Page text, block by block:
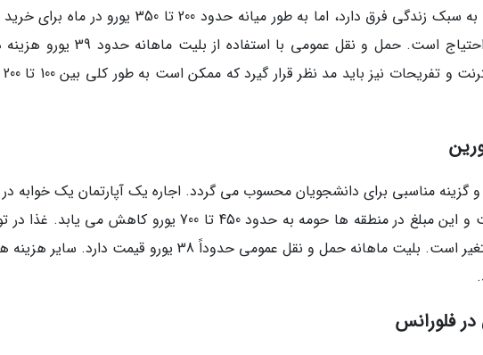
هزینه های خورد و خوراک نیز بسته به سبک زندگی فرق دارد، اما به طور میانه حدود 200 تا 350 یورو
غذایی و صرف غذا در رستوران ها احتیاج است. حمل و نقل عمومی با استفاده از بلیت
گزینه مناسبی برای دانشجویان محسوب می گردد. اجاره یک آپارتمان یک خوابه در
شهر معمولاً بین 600 تا 900 یورو است و این مبلغ در منطقه ها حومه به حدود 450 تا 700 یورو کاهش می
معمولاً بین 150 تا 250 یورو در ماه متغیر است. بلیت ماهانه حمل و نقل عمومی حدوداً 38 یورو قیمت دارد.
فلورانس